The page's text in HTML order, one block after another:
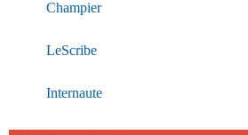
Champier
LeScribe
Internaute